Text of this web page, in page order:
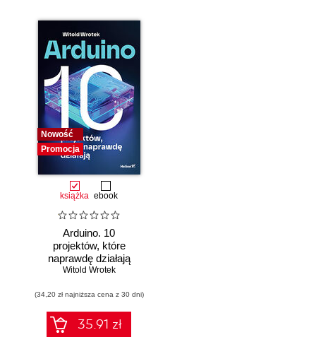
Nowość
Promocja
książka ebook
Arduino. 10
projektów, które
naprawdę działają
Witold Wrotek
(34,20 zł najniższa cena z 30 dni)
35.91 zł